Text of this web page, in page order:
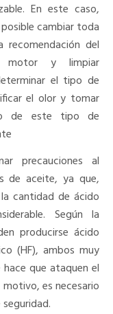
En este caso,
cambiar toda
del
motor y limpiar
el tipo de
el olor y tomar
de este tipo de
precauciones al
de aceite, ya que,
cantidad de ácido
Según la
producirse ácido
(HF), ambos muy
que ataquen el
es necesario